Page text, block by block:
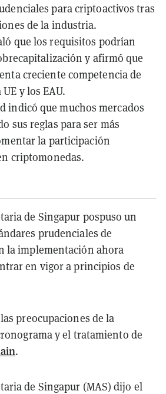
para criptoactivos tras
de la industria.
que los requisitos podrían
y afirmó que
creciente competencia de
y los EAU.
indicó que muchos mercados
sus reglas para ser más
la participación
criptomonedas.
de Singapur pospuso un
prudenciales de
la implementación ahora
en vigor a principios de
preocupaciones de la
y el tratamiento de
.
de Singapur (MAS) dijo el